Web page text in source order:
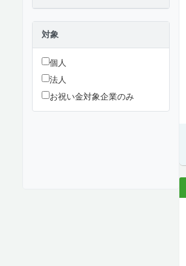
対象
個人
法人
お祝い金対象企業のみ